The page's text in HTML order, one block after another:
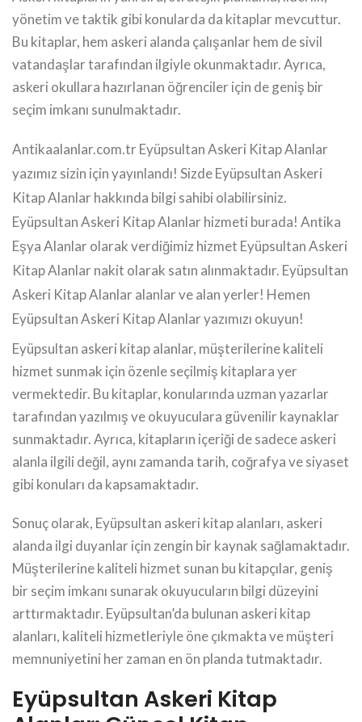
yönetim ve taktik gibi konularda da kitaplar mevcuttur.
Bu kitaplar, hem askeri alanda çalışanlar hem de sivil
vatandaşlar tarafından ilgiyle okunmaktadır. Ayrıca,
askeri okullara hazırlanan öğrenciler için de geniş bir
seçim imkanı sunulmaktadır.
Antikaalanlar.com.tr Eyüpsultan Askeri Kitap Alanlar
yazımız sizin için yayınlandı! Sizde Eyüpsultan Askeri
Kitap Alanlar hakkında bilgi sahibi olabilirsiniz.
Eyüpsultan Askeri Kitap Alanlar hizmeti burada! Antika
Eşya Alanlar olarak verdiğimiz hizmet Eyüpsultan Askeri
Kitap Alanlar nakit olarak satın alınmaktadır. Eyüpsultan
Askeri Kitap Alanlar alanlar ve alan yerler! Hemen
Eyüpsultan Askeri Kitap Alanlar yazımızı okuyun!
Eyüpsultan askeri kitap alanlar, müşterilerine kaliteli
hizmet sunmak için özenle seçilmiş kitaplara yer
vermektedir. Bu kitaplar, konularında uzman yazarlar
tarafından yazılmış ve okuyuculara güvenilir kaynaklar
sunmaktadır. Ayrıca, kitapların içeriği de sadece askeri
alanla ilgili değil, aynı zamanda tarih, coğrafya ve siyaset
gibi konuları da kapsamaktadır.
Sonuç olarak, Eyüpsultan askeri kitap alanları, askeri
alanda ilgi duyanlar için zengin bir kaynak sağlamaktadır.
Müşterilerine kaliteli hizmet sunan bu kitapçılar, geniş
bir seçim imkanı sunarak okuyucuların bilgi düzeyini
arttırmaktadır. Eyüpsultan’da bulunan askeri kitap
alanları, kaliteli hizmetleriyle öne çıkmakta ve müşteri
memnuniyetini her zaman en ön planda tutmaktadır.
Eyüpsultan Askeri Kitap